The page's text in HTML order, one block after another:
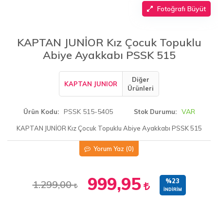
Fotoğrafı Büyüt
KAPTAN JUNİOR Kız Çocuk Topuklu
Abiye Ayakkabı PSSK 515
KAPTAN JUNIOR
Diğer
Ürünleri
Ürün Kodu PSSK 515-5405 Stok Durumu VAR
KAPTAN JUNİOR Kız Çocuk Topuklu Abiye Ayakkabı PSSK 515
Yorum Yaz (0)
1.299,00 999,95 %23
İNDIRIM